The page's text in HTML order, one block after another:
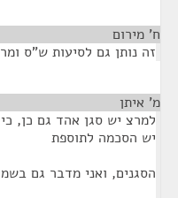
ח' מירום
זה נותן גם לסיעות ש"ס
מ' איתן
למרצ יש סגן אהד גם כן,
יש הסכמה לתוספת
הסגנים, ואני מדבר גם